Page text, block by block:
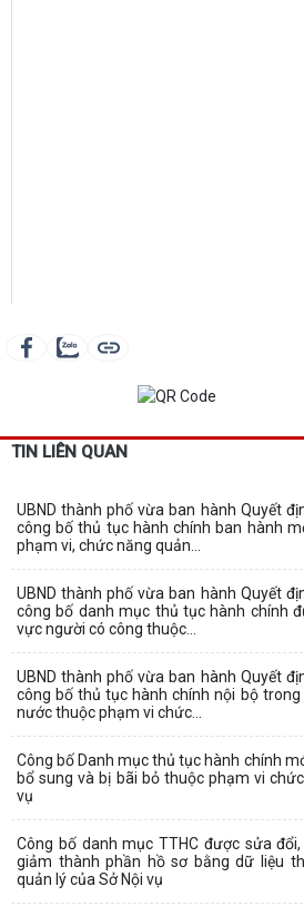
TIN LIÊN QUAN
UBND thành phố vừa ban hành Quyết
công bố thủ tục hành chính ban hành
phạm vi, chức năng quản...
UBND thành phố vừa ban hành Quyết
công bố danh mục thủ tục hành chính
vực người có công thuộc...
UBND thành phố vừa ban hành Quyết
công bố thủ tục hành chính nội bộ
nước thuộc phạm vi chức...
Công bố Danh mục thủ tục hành chính
bổ sung và bị bãi bỏ thuộc phạm vi
vụ
Công bố danh mục TTHC được sửa
giảm thành phần hồ sơ bằng dữ liệu
quản lý của Sở Nội vụ